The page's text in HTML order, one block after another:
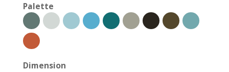
Palette
Dimension